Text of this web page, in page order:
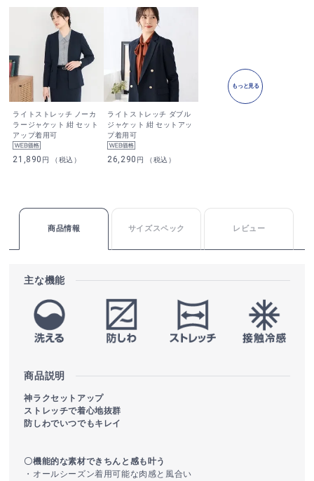
ライトストレッチ ノーカ
ラージャケット 紺 セット
アップ着用可
21,890 円 （税込）
ライトストレッチ ダブル
ジャケット 紺 セットアッ
プ着用可
26,290 円 （税込）
もっと見る
商品情報 サイズスペック レビュー
主な機能
商品説明
神ラクセットアップ
ストレッチで着心地抜群
防しわでいつでもキレイ
〇機能的な素材できちんと感も叶う
・オールシーズン着用可能な肉感と風合い